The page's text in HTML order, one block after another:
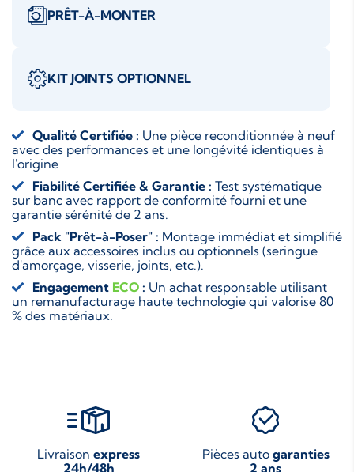
PRÊT-À-MONTER
KIT JOINTS OPTIONNEL
Qualité Certifiée : Une pièce reconditionnée à neuf
avec des performances et une longévité identiques à
l'origine
Fiabilité Certifiée & Garantie : Test systématique
sur banc avec rapport de conformité fourni et une
garantie sérénité de 2 ans.
Pack "Prêt-à-Poser" : Montage immédiat et simplifié
grâce aux accessoires inclus ou optionnels (seringue
d'amorçage, visserie, joints, etc.).
Engagement ECO : Un achat responsable utilisant
un remanufacturage haute technologie qui valorise 80
% des matériaux.
Livraison express
24h/48h
Pièces auto garanties
2 ans